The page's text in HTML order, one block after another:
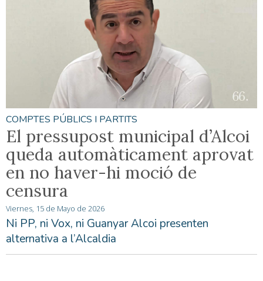
COMPTES PÚBLICS I PARTITS
El pressupost municipal d’Alcoi
queda automàticament aprovat
en no haver-hi moció de
censura
Viernes, 15 de Mayo de 2026
Ni PP, ni Vox, ni Guanyar Alcoi presenten
alternativa a l’Alcaldia